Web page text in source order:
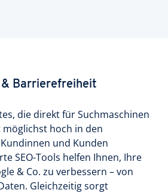
& Barrierefreiheit
die direkt für Suchmaschinen
hoch in den
und Kunden
SEO-Tools helfen Ihnen, Ihre
& Co. zu verbessern – von
Gleichzeitig sorgt